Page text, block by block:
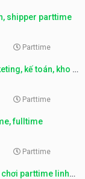
shipper parttime
Parttime
kế toán, kho –
Parttime
fulltime
Parttime
chơi parttime linh